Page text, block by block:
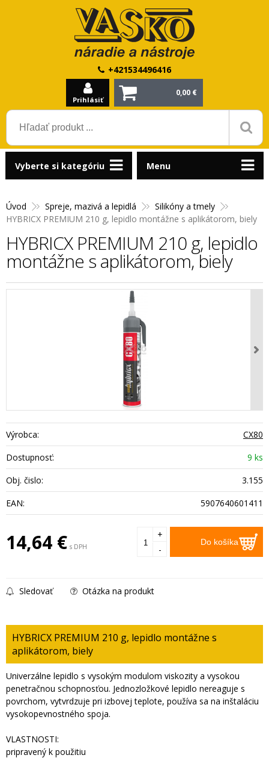
+421534496416
Prihlásiť
0,00 €
Úvod Spreje, mazivá a lepidlá
Silikóny a tmely
HYBRICX PREMIUM 210 g, lepidlo montážne s aplikátorom, biely
HYBRICX PREMIUM 210 g, lepidlo
montážne s aplikátorom, biely
Výrobca:
CX80
Dostupnosť:
9 ks
Obj. čislo:
3.155
EAN:
5907640601411
14,64 € s DPH Do košíka
+
-
Sledovať Otázka na produkt
HYBRICX PREMIUM 210 g, lepidlo montážne s
aplikátorom, biely
Univerzálne lepidlo s vysokým modulom viskozity a vysokou
penetračnou schopnosťou. Jednozložkové lepidlo nereaguje s
povrchom, vytvrdzuje pri izbovej teplote, používa sa na inštaláciu
vysokopevnostného spoja.
VLASTNOSTI:
pripravený k použitiu
Vyberte si kategóriu Menu